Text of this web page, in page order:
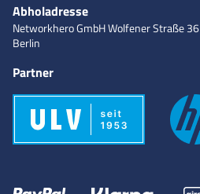
Abholadresse
Networkhero GmbHWolfener Straße 36
Berlin
Partner